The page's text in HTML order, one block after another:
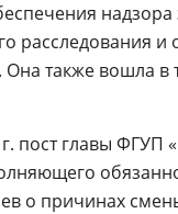
расследования
. Она также вошла в
пост главы ФГУП
о причинах